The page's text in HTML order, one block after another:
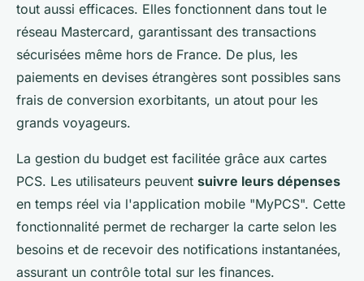
tout aussi efficaces. Elles fonctionnent dans tout le
réseau Mastercard, garantissant des transactions
sécurisées même hors de France. De plus, les
paiements en devises étrangères sont possibles sans
frais de conversion exorbitants, un atout pour les
grands voyageurs.
La gestion du budget est facilitée grâce aux cartes
PCS. Les utilisateurs peuvent suivre leurs dépenses
en temps réel via l'application mobile "MyPCS". Cette
fonctionnalité permet de recharger la carte selon les
besoins et de recevoir des notifications instantanées,
assurant un contrôle total sur les finances.